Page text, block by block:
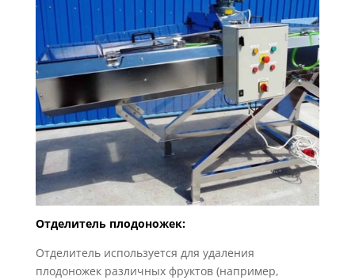
Отделитель плодоножек:
Отделитель используется для удаления
плодоножек различных фруктов (например,